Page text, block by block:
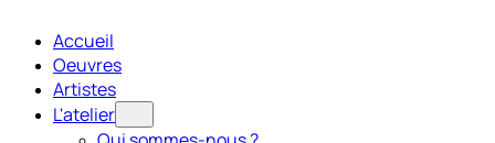
Accueil
Oeuvres
Artistes
L'atelier